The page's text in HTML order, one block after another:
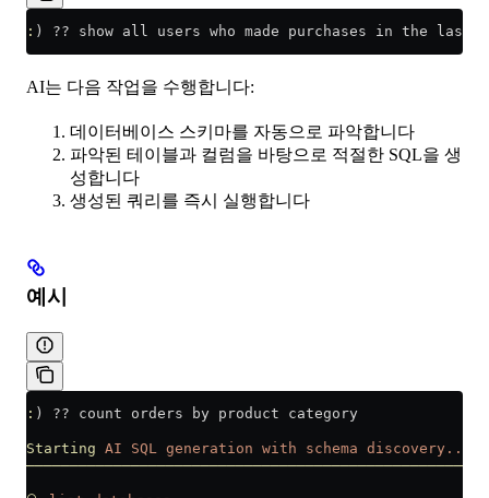
: ) ?? show all users who made purchases in the last
AI는 다음 작업을 수행합니다:
데이터베이스 스키마를 자동으로 파악합니다
파악된 테이블과 컬럼을 바탕으로 적절한 SQL을 생
성합니다
생성된 쿼리를 즉시 실행합니다
예시
: ) ?? count orders by product category
Starting AI SQL generation with schema discovery...
──────────────────────────────────────────────────